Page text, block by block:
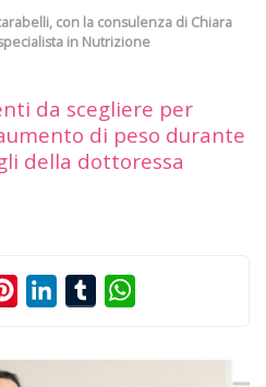
, con la consulenza di Chiara
in Nutrizione
da scegliere per
di peso durante
della dottoressa
PinterestLinkedInTumblr